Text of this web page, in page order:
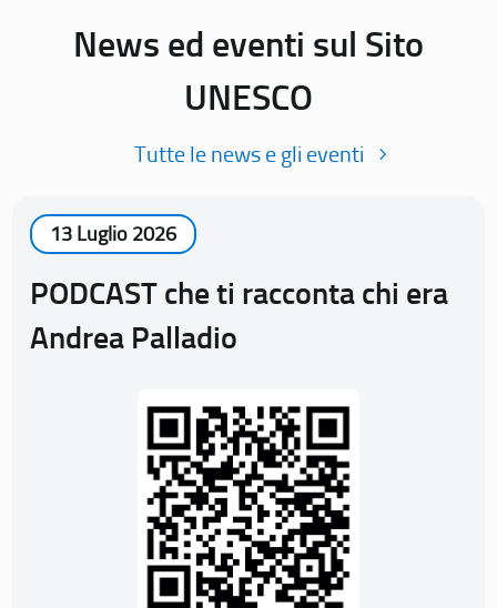
News ed eventi sul Sito
UNESCO
Tutte le news e gli eventi
13 Luglio 2026
PODCAST che ti racconta chi era
Andrea Palladio